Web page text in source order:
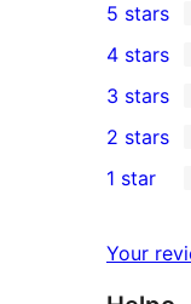
1
5-
star
review
5 stars
4-
star
reviews
4 stars
0
3-
star
3 stars
2-
reviews
2 stars
star
1 star
Your